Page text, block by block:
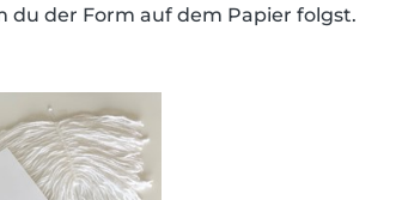
du der Form auf dem Papier folgst.